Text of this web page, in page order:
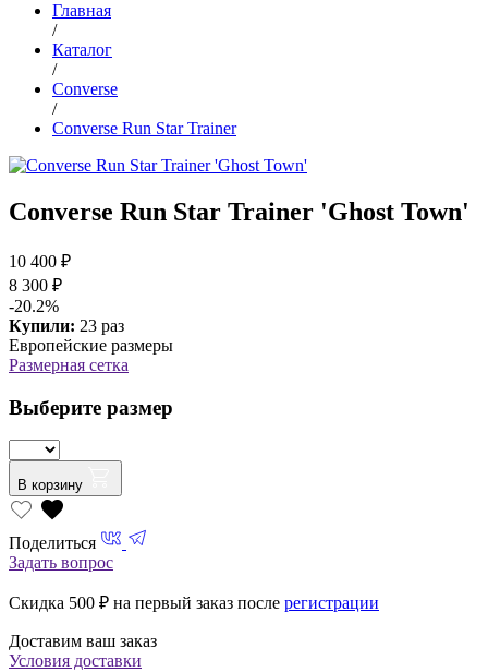
Главная
/
Каталог
/
Converse
/
Converse Run Star Trainer
Converse Run Star Trainer 'Ghost Town'
10 400 ₽
8 300 ₽
-20.2%
Купили: 23 раз
Европейские размеры
Размерная сетка
Выберите размер
В корзину
Поделиться
Задать вопрос
Скидка 500 ₽ на первый заказ после регистрации
Доставим ваш заказ
Условия доставки